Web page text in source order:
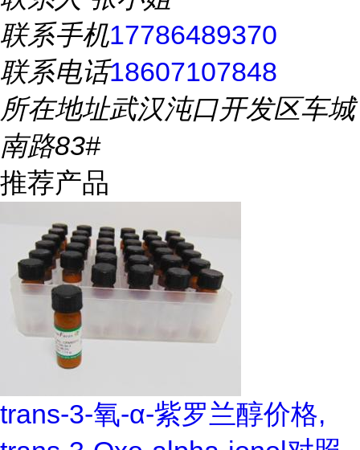
联系手机17786489370
联系电话18607107848
所在地址武汉沌口开发区车城
南路83#
推荐产品
trans-3-氧-α-紫罗兰醇价格,